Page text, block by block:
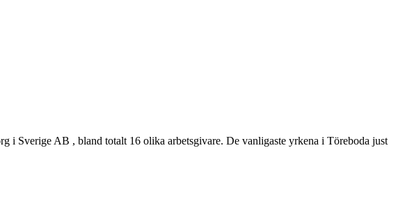
AB , bland totalt 16 olika arbetsgivare. De vanligaste yrkena i Töreboda just